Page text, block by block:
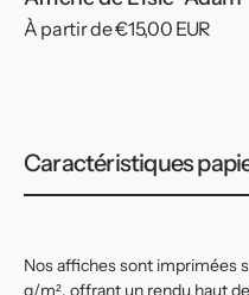
Prix
À partir de €15,00 EUR
Caractéristiques
Nos affiches sont imprimées
g/m², offrant un rendu haut